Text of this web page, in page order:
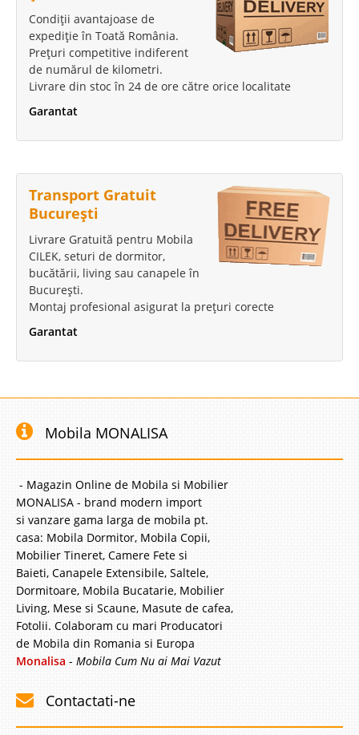
Condiții avantajoase de
expediție în Toată România.
Prețuri competitive indiferent
de numărul de kilometri.
Livrare din stoc în 24 de ore către orice localitate
Garantat
Transport Gratuit
București
Livrare Gratuită pentru Mobila
CILEK, seturi de dormitor,
bucătării, living sau canapele în
București.
Montaj profesional asigurat la prețuri corecte
Garantat
Mobila MONALISA
- Magazin Online de Mobila si Mobilier
MONALISA - brand modern import
si vanzare gama larga de mobila pt.
casa: Mobila Dormitor, Mobila Copii,
Mobilier Tineret, Camere Fete si
Baieti, Canapele Extensibile, Saltele,
Dormitoare, Mobila Bucatarie, Mobilier
Living, Mese si Scaune, Masute de cafea,
Fotolii. Colaboram cu mari Producatori
de Mobila din Romania si Europa
Monalisa - Mobila Cum Nu ai Mai Vazut
Contactati-ne